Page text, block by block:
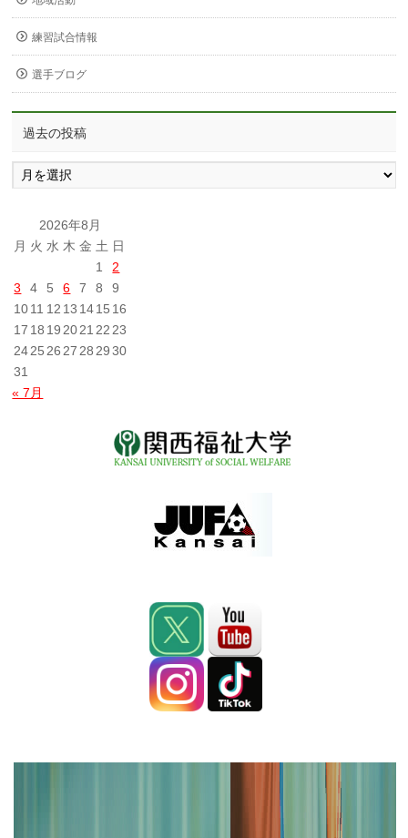
練習試合情報
選手ブログ
過去の投稿
過
去
稿
2026年8月
月 火 水 木 金 土 日
1
2
3
4 5 6 7 8
9
1011 12 13 1415 16
17 18 19 2021 22 23
2425 26 27 28 29 30
31
« 7月